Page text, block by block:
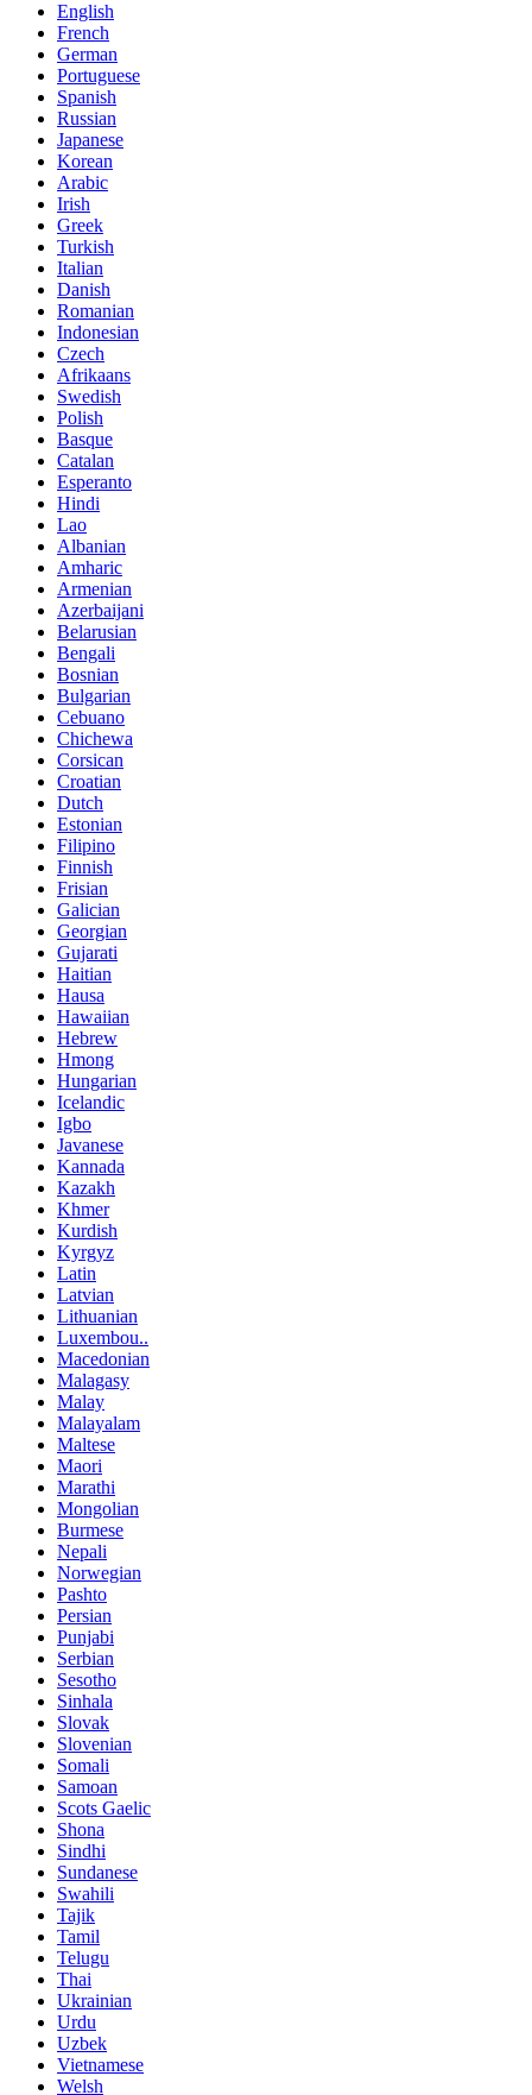
English
French
German
Portuguese
Spanish
Russian
Japanese
Korean
Arabic
Irish
Greek
Turkish
Italian
Danish
Romanian
Indonesian
Czech
Afrikaans
Swedish
Polish
Basque
Catalan
Esperanto
Hindi
Lao
Albanian
Amharic
Armenian
Azerbaijani
Belarusian
Bengali
Bosnian
Bulgarian
Cebuano
Chichewa
Corsican
Croatian
Dutch
Estonian
Filipino
Finnish
Frisian
Galician
Georgian
Gujarati
Haitian
Hausa
Hawaiian
Hebrew
Hmong
Hungarian
Icelandic
Igbo
Javanese
Kannada
Kazakh
Khmer
Kurdish
Kyrgyz
Latin
Latvian
Lithuanian
Luxembou..
Macedonian
Malagasy
Malay
Malayalam
Maltese
Maori
Marathi
Mongolian
Burmese
Nepali
Norwegian
Pashto
Persian
Punjabi
Serbian
Sesotho
Sinhala
Slovak
Slovenian
Somali
Samoan
Scots Gaelic
Shona
Sindhi
Sundanese
Swahili
Tajik
Tamil
Telugu
Thai
Ukrainian
Urdu
Uzbek
Vietnamese
Welsh